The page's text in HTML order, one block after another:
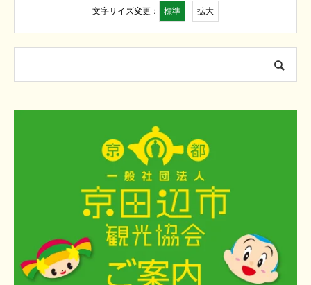
文字サイズ変更： 標準 拡大